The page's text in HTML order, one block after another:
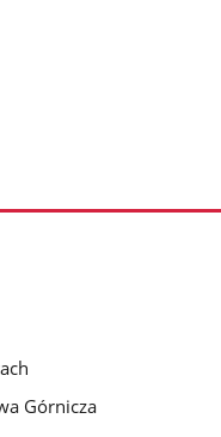
Górnicza